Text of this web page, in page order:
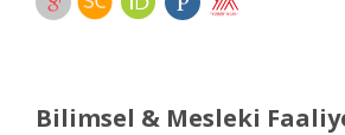
Bilimsel & Mesleki